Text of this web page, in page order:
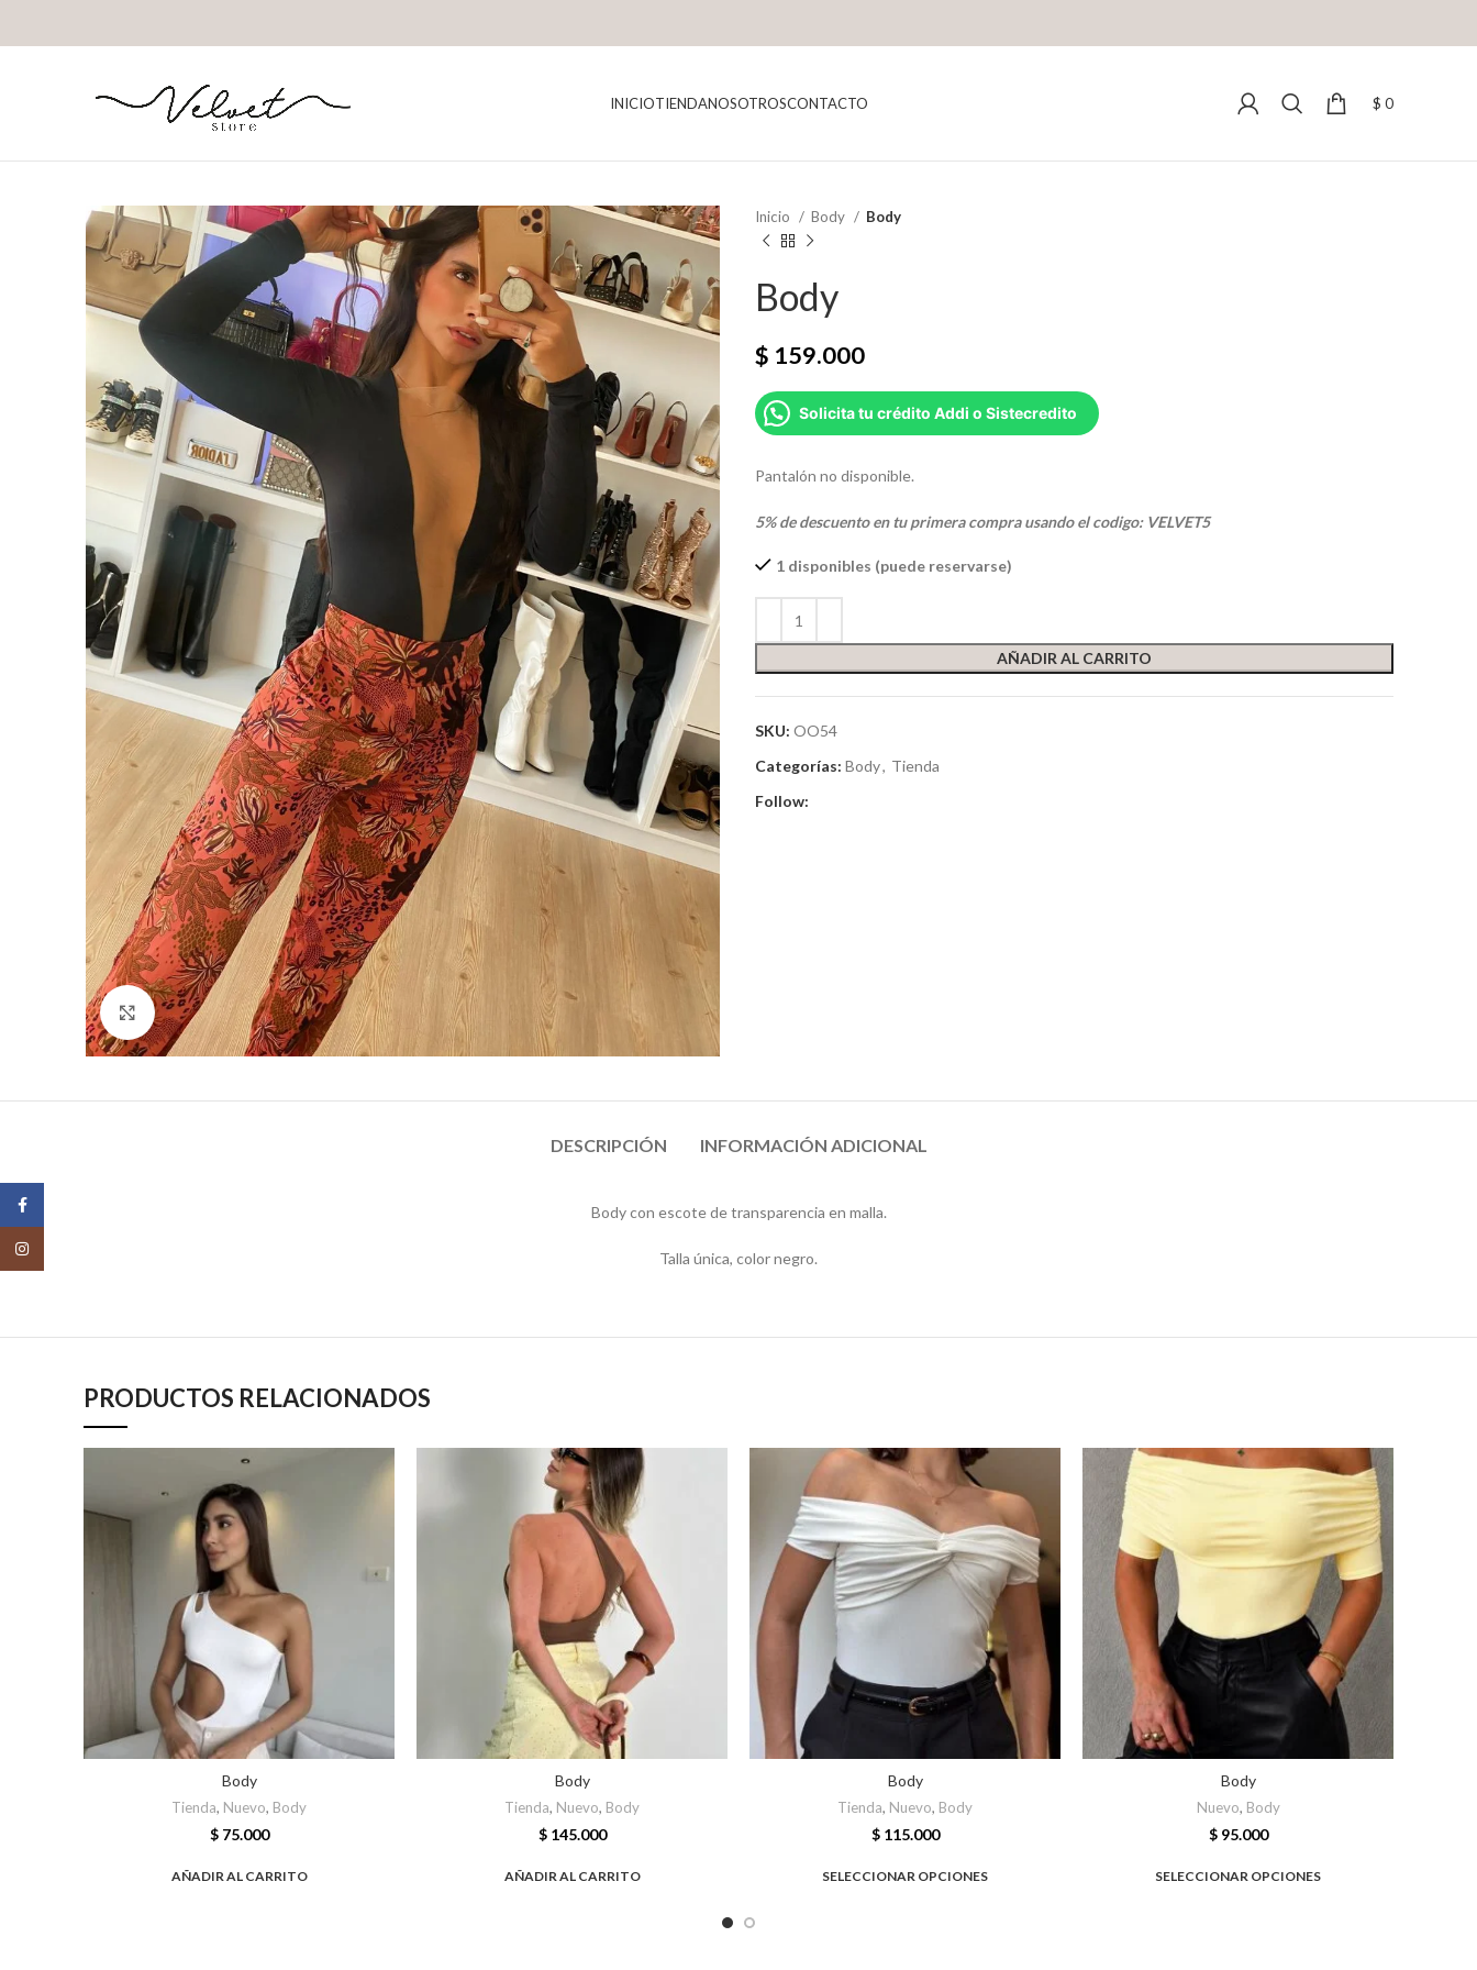
INICIOTIENDANOSOTROSCONTACTO $ 0
Click para agrandar
Inicio Body Body
Body
$ 159.000
Solicita tu crédito Addi o Sistecredito
Pantalón no disponible.
5% de descuento en tu primera compra usando el codigo: VELVET5
1 disponibles (puede reservarse)
AÑADIR AL CARRITO
SKU: OO54
Categorías: Body, Tienda
Follow:
DESCRIPCIÓN INFORMACIÓN ADICIONAL
Body con escote de transparencia en malla.
Talla única, color negro.
PRODUCTOS RELACIONADOS
Body
Tienda, Nuevo, Body
$75.000
AÑADIR AL CARRITO
Body
Tienda, Nuevo, Body
$145.000
AÑADIR AL CARRITO
Body
Tienda, Nuevo, Body
$115.000
SELECCIONAR OPCIONES
Body
Nuevo, Body
$95.000
SELECCIONAR OPCIONES